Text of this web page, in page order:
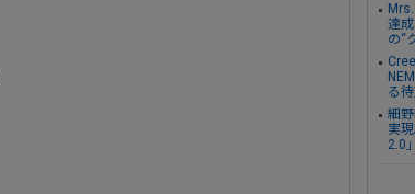
達
の“
る
細
実
2.0